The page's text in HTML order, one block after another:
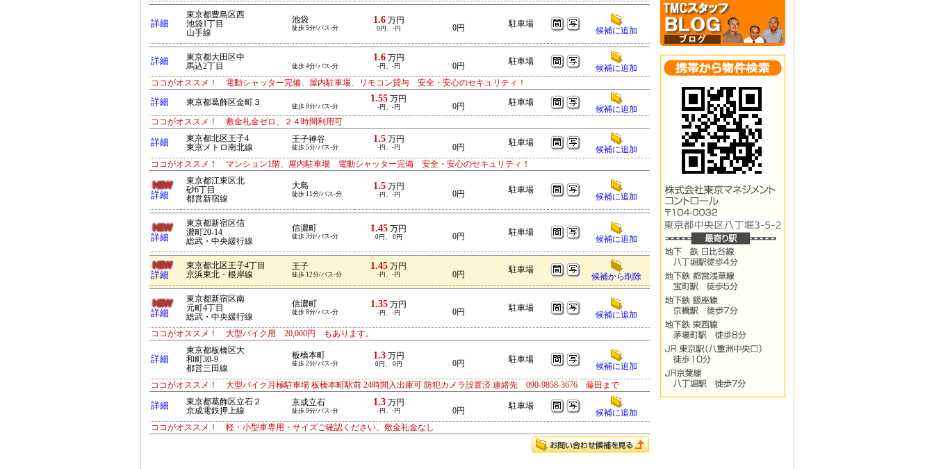
詳細
東京都豊島区西
池袋1丁目
山手線
池袋
徒歩 5分/バス-分
1.6万円
0円、-円 0円
駐車場
候補に追加
詳細
東京都大田区中
馬込2丁目
徒歩 4分/バス-分
1.6万円
-円、-円 0円
駐車場
候補に追加
ココがオススメ！ 電動シャッター完備、屋内駐車場、リモコン貸与 安全・安心のセキュリティ！
詳細 東京都葛飾区金町３ 徒歩 8分/バス-分
1.55 万円
-円、-円 0円
駐車場
候補に追加
ココがオススメ！ 敷金礼金ゼロ、２４時間利用可
詳細
東京都北区王子4
東京メトロ南北線
王子神谷
徒歩 5分/バス-分
1.5万円
-円、-円 0円
駐車場
候補に追加
ココがオススメ！ マンション1階、屋内駐車場 電動シャッター完備 安全・安心のセキュリティ！
詳細
東京都江東区北
砂6丁目
都営新宿線
大島
徒歩 11分/バス-分
1.5万円
-円、-円 0円
駐車場
候補に追加
詳細
東京都新宿区信
濃町20-14
総武・中央緩行線
信濃町
徒歩 3分/バス-分
1.45 万円
0円、 0円 0円
駐車場
候補に追加
詳細
東京都北区王子4丁目
京浜東北・根岸線
王子
徒歩 12分/バス-分
1.45 万円
-円、-円 0円
駐車場
候補から削除
詳細
東京都新宿区南
元町4丁目
総武・中央緩行線
信濃町
徒歩 8分/バス-分
1.35 万円
-円、-円 0円
駐車場
候補に追加
ココがオススメ！ 大型バイク用 20,000円 もあります。
詳細
東京都板橋区大
和町30-9
都営三田線
板橋本町
徒歩 2分/バス-分
1.3万円
0円、 0円 0円
駐車場
候補に追加
ココがオススメ！ 大型バイク月極駐車場 板橋本町駅前 24時間入出庫可 防犯カメラ設置済 連絡先 090-9858-3676 藤田まで
詳細
東京都葛飾区立石２
京成電鉄押上線
京成立石
徒歩 9分/バス-分
1.3万円
-円、-円 0円
駐車場
候補に追加
ココがオススメ！ 軽・小型車専用・サイズご確認ください、敷金礼金なし